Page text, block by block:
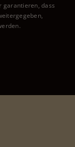
garantieren, dass